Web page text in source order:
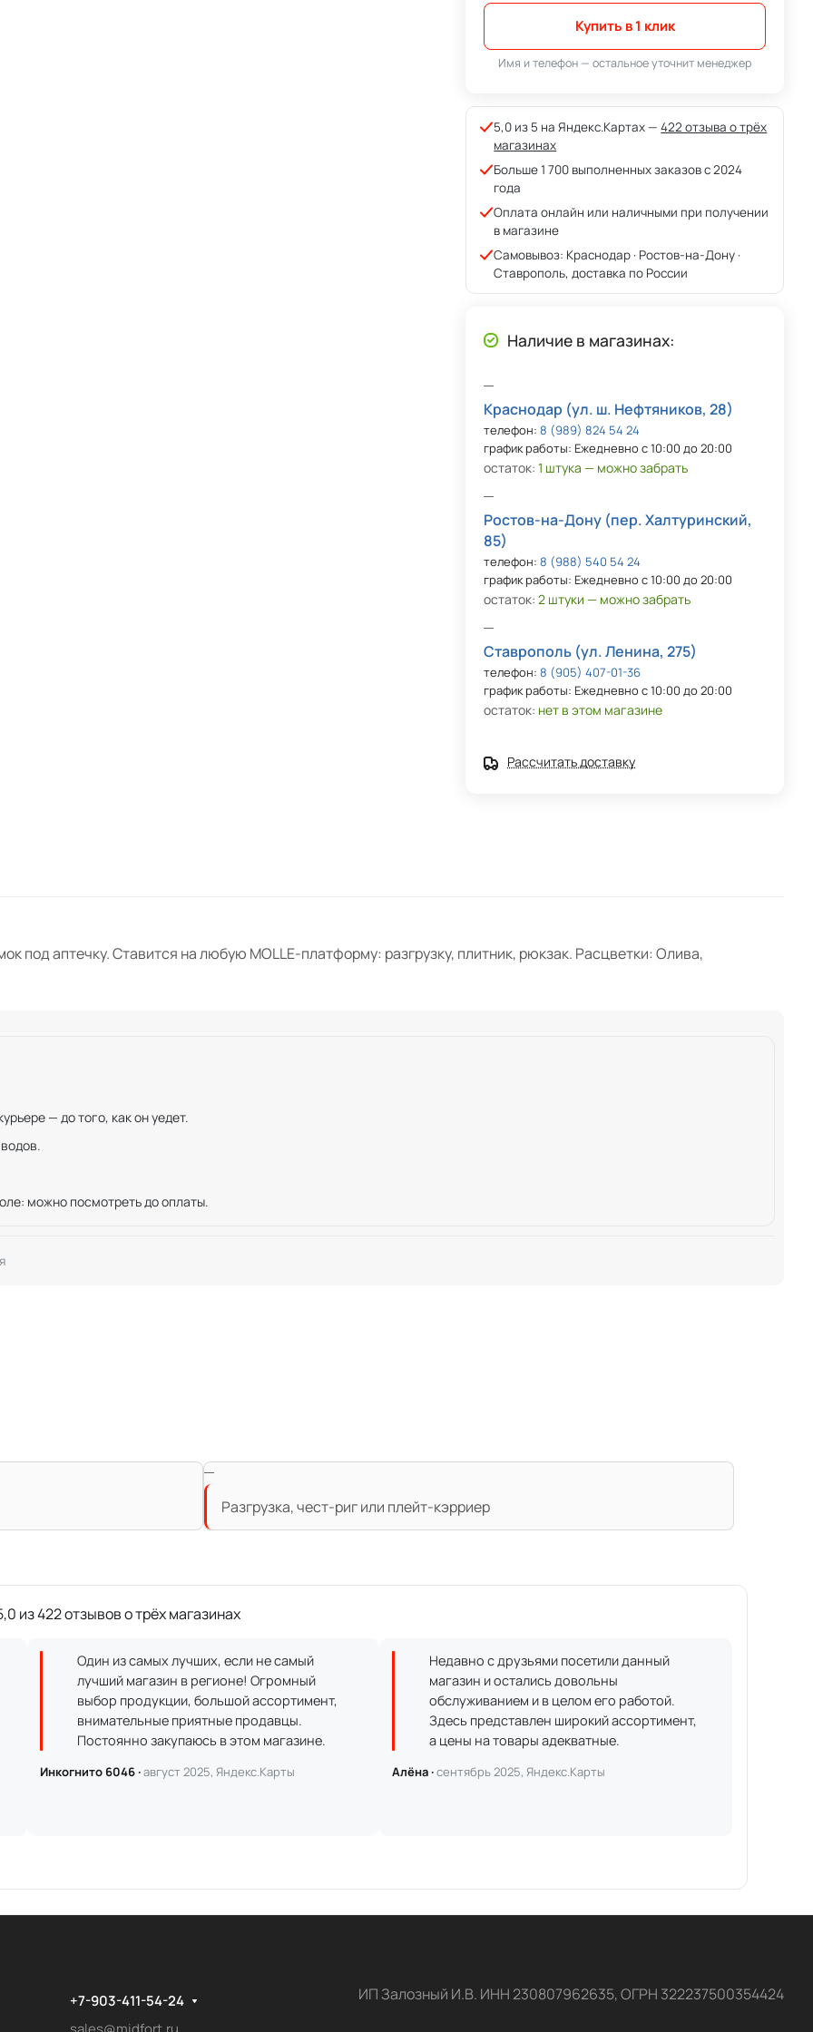
Купить в 1 клик
Имя и телефон — остальное уточнит менеджер
5,0 из 5 на Яндекс.Картах —422 отзыва о трёх
магазинах
Больше 1 700 выполненных заказов с 2024
года
Оплата онлайн или наличными при получении
в магазине
Самовывоз: Краснодар · Ростов-на-Дону ·
Ставрополь, доставка по России
Наличие в магазинах:
Краснодар (ул. ш. Нефтяников, 28)
телефон:8 (989) 824 54 24
график работы: Ежедневно с 10:00 до 20:00
остаток:1 штука — можно забрать
Ростов-на-Дону (пер. Халтуринский,
85)
телефон:8 (988) 540 54 24
график работы: Ежедневно с 10:00 до 20:00
остаток:2 штуки — можно забрать
Ставрополь (ул. Ленина, 275)
телефон:8 (905) 407-01-36
график работы: Ежедневно с 10:00 до 20:00
остаток: нет в этом магазине
Рассчитать доставку
под аптечку. Ставится на любую MOLLE-платформу: разгрузку, плитник, рюкзак. Расцветки: Олива,
— до того, как он уедет.
можно посмотреть до оплаты.
Разгрузка, чест-риг или плейт-кэрриер
из 422 отзывов о трёх магазинах
Один из самых лучших, если не самый
лучший магазин в регионе! Огромный
выбор продукции, большой ассортимент,
внимательные приятные продавцы.
Постоянно закупаюсь в этом магазине.
Инкогнито 6046 ·август 2025, Яндекс.Карты
Недавно с друзьями посетили данный
магазин и остались довольны
обслуживанием и в целом его работой.
Здесь представлен широкий ассортимент,
а цены на товары адекватные.
Алёна ·сентябрь 2025, Яндекс.Карты
+7-903-411-54-24
ИП Залозный И.В. ИНН 230807962635, ОГРН 322237500354424